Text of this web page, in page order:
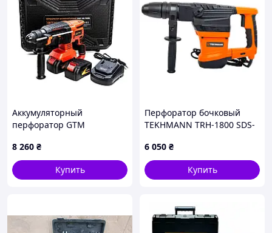
Аккумуляторный
перфоратор GTM
8 260 ₴
Купить
Перфоратор бочковый
TEKHMANN TRH-1800 SDS-
6 050 ₴
Купить